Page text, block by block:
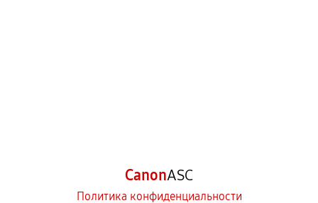
CanonASC
Политика конфиденциальности